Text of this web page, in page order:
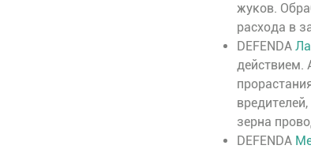
жуков.
расхода в
DEFENDA
действием.
зерна
DEFENDA